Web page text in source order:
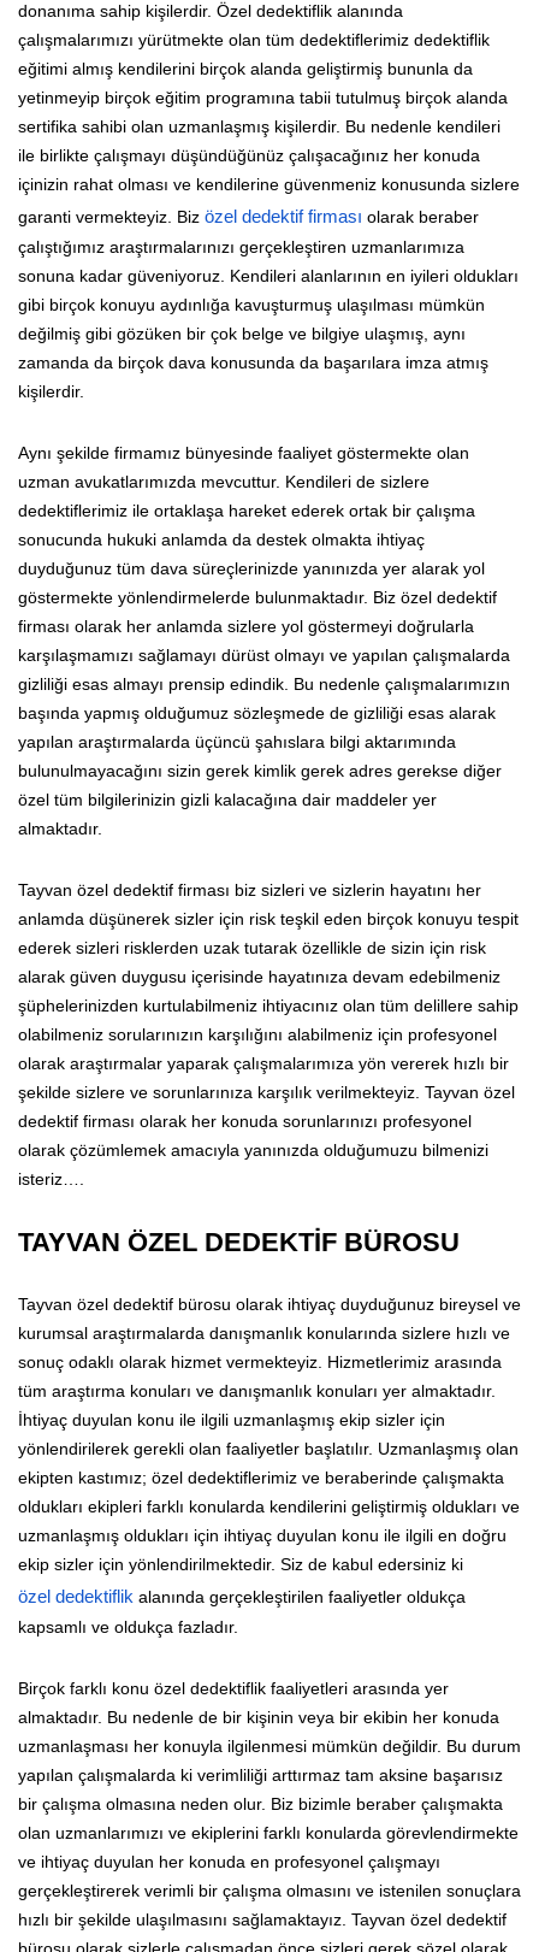
donanıma sahip kişilerdir. Özel dedektiflik alanında
çalışmalarımızı yürütmekte olan tüm dedektiflerimiz dedektiflik
eğitimi almış kendilerini birçok alanda geliştirmiş bununla da
yetinmeyip birçok eğitim programına tabii tutulmuş birçok alanda
sertifika sahibi olan uzmanlaşmış kişilerdir. Bu nedenle kendileri
ile birlikte çalışmayı düşündüğünüz çalışacağınız her konuda
içinizin rahat olması ve kendilerine güvenmeniz konusunda sizlere
garanti vermekteyiz. Biz özel dedektif firması olarak beraber
çalıştığımız araştırmalarınızı gerçekleştiren uzmanlarımıza
sonuna kadar güveniyoruz. Kendileri alanlarının en iyileri oldukları
gibi birçok konuyu aydınlığa kavuşturmuş ulaşılması mümkün
değilmiş gibi gözüken bir çok belge ve bilgiye ulaşmış, aynı
zamanda da birçok dava konusunda da başarılara imza atmış
kişilerdir.
Aynı şekilde firmamız bünyesinde faaliyet göstermekte olan
uzman avukatlarımızda mevcuttur. Kendileri de sizlere
dedektiflerimiz ile ortaklaşa hareket ederek ortak bir çalışma
sonucunda hukuki anlamda da destek olmakta ihtiyaç
duyduğunuz tüm dava süreçlerinizde yanınızda yer alarak yol
göstermekte yönlendirmelerde bulunmaktadır. Biz özel dedektif
firması olarak her anlamda sizlere yol göstermeyi doğrularla
karşılaşmamızı sağlamayı dürüst olmayı ve yapılan çalışmalarda
gizliliği esas almayı prensip edindik. Bu nedenle çalışmalarımızın
başında yapmış olduğumuz sözleşmede de gizliliği esas alarak
yapılan araştırmalarda üçüncü şahıslara bilgi aktarımında
bulunulmayacağını sizin gerek kimlik gerek adres gerekse diğer
özel tüm bilgilerinizin gizli kalacağına dair maddeler yer
almaktadır.
Tayvan özel dedektif firması biz sizleri ve sizlerin hayatını her
anlamda düşünerek sizler için risk teşkil eden birçok konuyu tespit
ederek sizleri risklerden uzak tutarak özellikle de sizin için risk
alarak güven duygusu içerisinde hayatınıza devam edebilmeniz
şüphelerinizden kurtulabilmeniz ihtiyacınız olan tüm delillere sahip
olabilmeniz sorularınızın karşılığını alabilmeniz için profesyonel
olarak araştırmalar yaparak çalışmalarımıza yön vererek hızlı bir
şekilde sizlere ve sorunlarınıza karşılık verilmekteyiz. Tayvan özel
dedektif firması olarak her konuda sorunlarınızı profesyonel
olarak çözümlemek amacıyla yanınızda olduğumuzu bilmenizi
isteriz….
TAYVAN ÖZEL DEDEKTİF BÜROSU
Tayvan özel dedektif bürosu olarak ihtiyaç duyduğunuz bireysel ve
kurumsal araştırmalarda danışmanlık konularında sizlere hızlı ve
sonuç odaklı olarak hizmet vermekteyiz. Hizmetlerimiz arasında
tüm araştırma konuları ve danışmanlık konuları yer almaktadır.
İhtiyaç duyulan konu ile ilgili uzmanlaşmış ekip sizler için
yönlendirilerek gerekli olan faaliyetler başlatılır. Uzmanlaşmış olan
ekipten kastımız; özel dedektiflerimiz ve beraberinde çalışmakta
oldukları ekipleri farklı konularda kendilerini geliştirmiş oldukları ve
uzmanlaşmış oldukları için ihtiyaç duyulan konu ile ilgili en doğru
ekip sizler için yönlendirilmektedir. Siz de kabul edersiniz ki
özel dedektiflik alanında gerçekleştirilen faaliyetler oldukça
kapsamlı ve oldukça fazladır.
Birçok farklı konu özel dedektiflik faaliyetleri arasında yer
almaktadır. Bu nedenle de bir kişinin veya bir ekibin her konuda
uzmanlaşması her konuyla ilgilenmesi mümkün değildir. Bu durum
yapılan çalışmalarda ki verimliliği arttırmaz tam aksine başarısız
bir çalışma olmasına neden olur. Biz bizimle beraber çalışmakta
olan uzmanlarımızı ve ekiplerini farklı konularda görevlendirmekte
ve ihtiyaç duyulan her konuda en profesyonel çalışmayı
gerçekleştirerek verimli bir çalışma olmasını ve istenilen sonuçlara
hızlı bir şekilde ulaşılmasını sağlamaktayız. Tayvan özel dedektif